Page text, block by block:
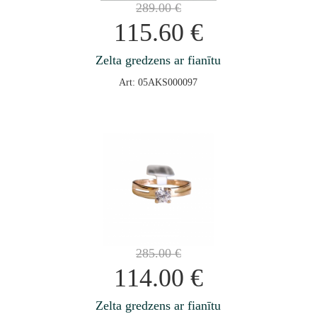
289.00€
115.60 €
Zelta gredzens ar fianītu
Art: 05AKS000097
285.00€
114.00 €
Zelta gredzens ar fianītu